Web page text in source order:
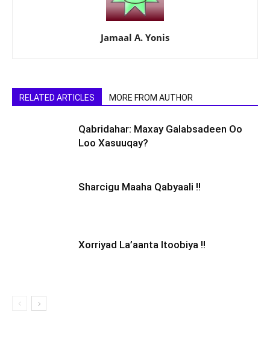
Jamaal A. Yonis
RELATED ARTICLES MORE FROM AUTHOR
Qabridahar: Maxay Galabsadeen Oo
Loo Xasuuqay?
Sharcigu Maaha Qabyaali !!
Xorriyad La’aanta Itoobiya !!